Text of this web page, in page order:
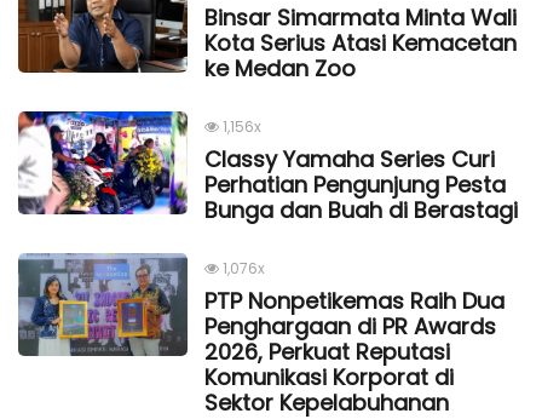
Binsar Simarmata Minta Wali
Kota Serius Atasi Kemacetan
ke Medan Zoo
1,156x
Classy Yamaha Series Curi
Perhatian Pengunjung Pesta
Bunga dan Buah di Berastagi
1,076x
PTP Nonpetikemas Raih Dua
Penghargaan di PR Awards
2026, Perkuat Reputasi
Komunikasi Korporat di
Sektor Kepelabuhanan